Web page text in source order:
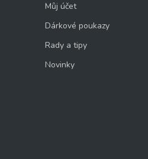
Můj účet
Dárkové poukazy
Rady a tipy
Novinky